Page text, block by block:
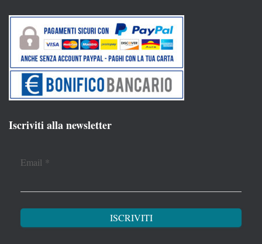
Iscriviti alla newsletter
Email *